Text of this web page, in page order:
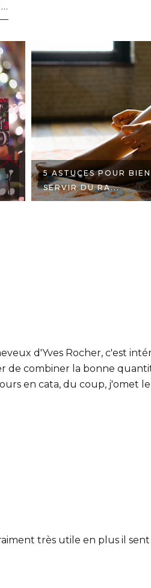
5 ASTUCES POUR
SERVIR DU RA...
d'Yves Rocher, c'est
de combiner la bonne
en cata, du coup, j'omet
très utile en plus il